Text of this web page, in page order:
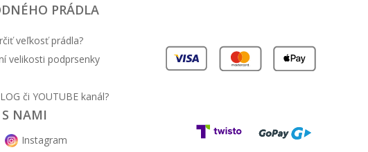
PRÁDLA
veľkosť prádla?
velikosti podprsenky
či YOUTUBE kanál?
S NAMI
Instagram